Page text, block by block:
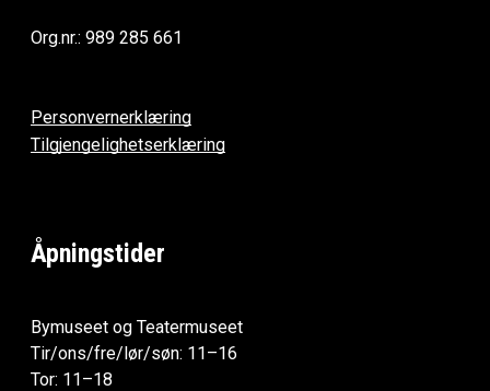
Org.nr.: 989 285 661
Personvernerklæring
Tilgjengelighetserklæring
Åpningstider
Bymuseet og Teatermuseet
Tir/ons/fre/lør/søn: 11–16
Tor: 11–18